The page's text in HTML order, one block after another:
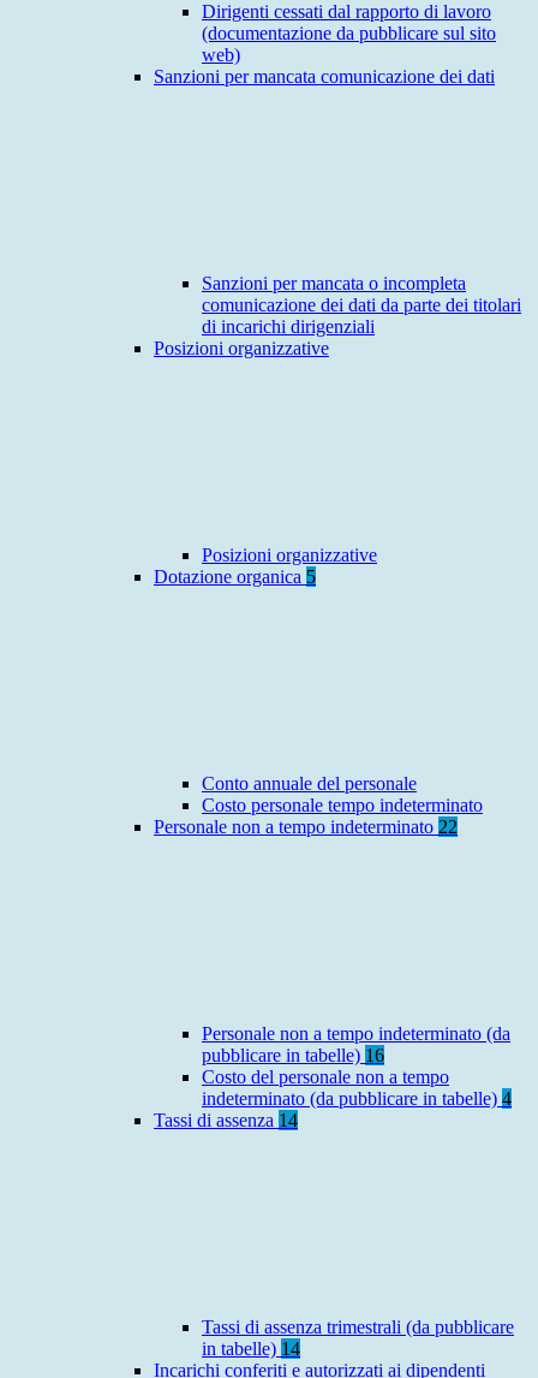
Dirigenti cessati dal rapporto di lavoro
(documentazione da pubblicare sul sito
web)
Sanzioni per mancata comunicazione dei dati
Sanzioni per mancata o incompleta
comunicazione dei dati da parte dei titolari
di incarichi dirigenziali
Posizioni organizzative
Posizioni organizzative
Dotazione organica 5
Conto annuale del personale
Costo personale tempo indeterminato
Personale non a tempo indeterminato 22
Personale non a tempo indeterminato (da
pubblicare in tabelle) 16
Costo del personale non a tempo
indeterminato (da pubblicare in tabelle) 4
Tassi di assenza 14
Tassi di assenza trimestrali (da pubblicare
in tabelle) 14
Incarichi conferiti e autorizzati ai dipendenti